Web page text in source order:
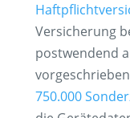
Versicherung
postwendend
750.000